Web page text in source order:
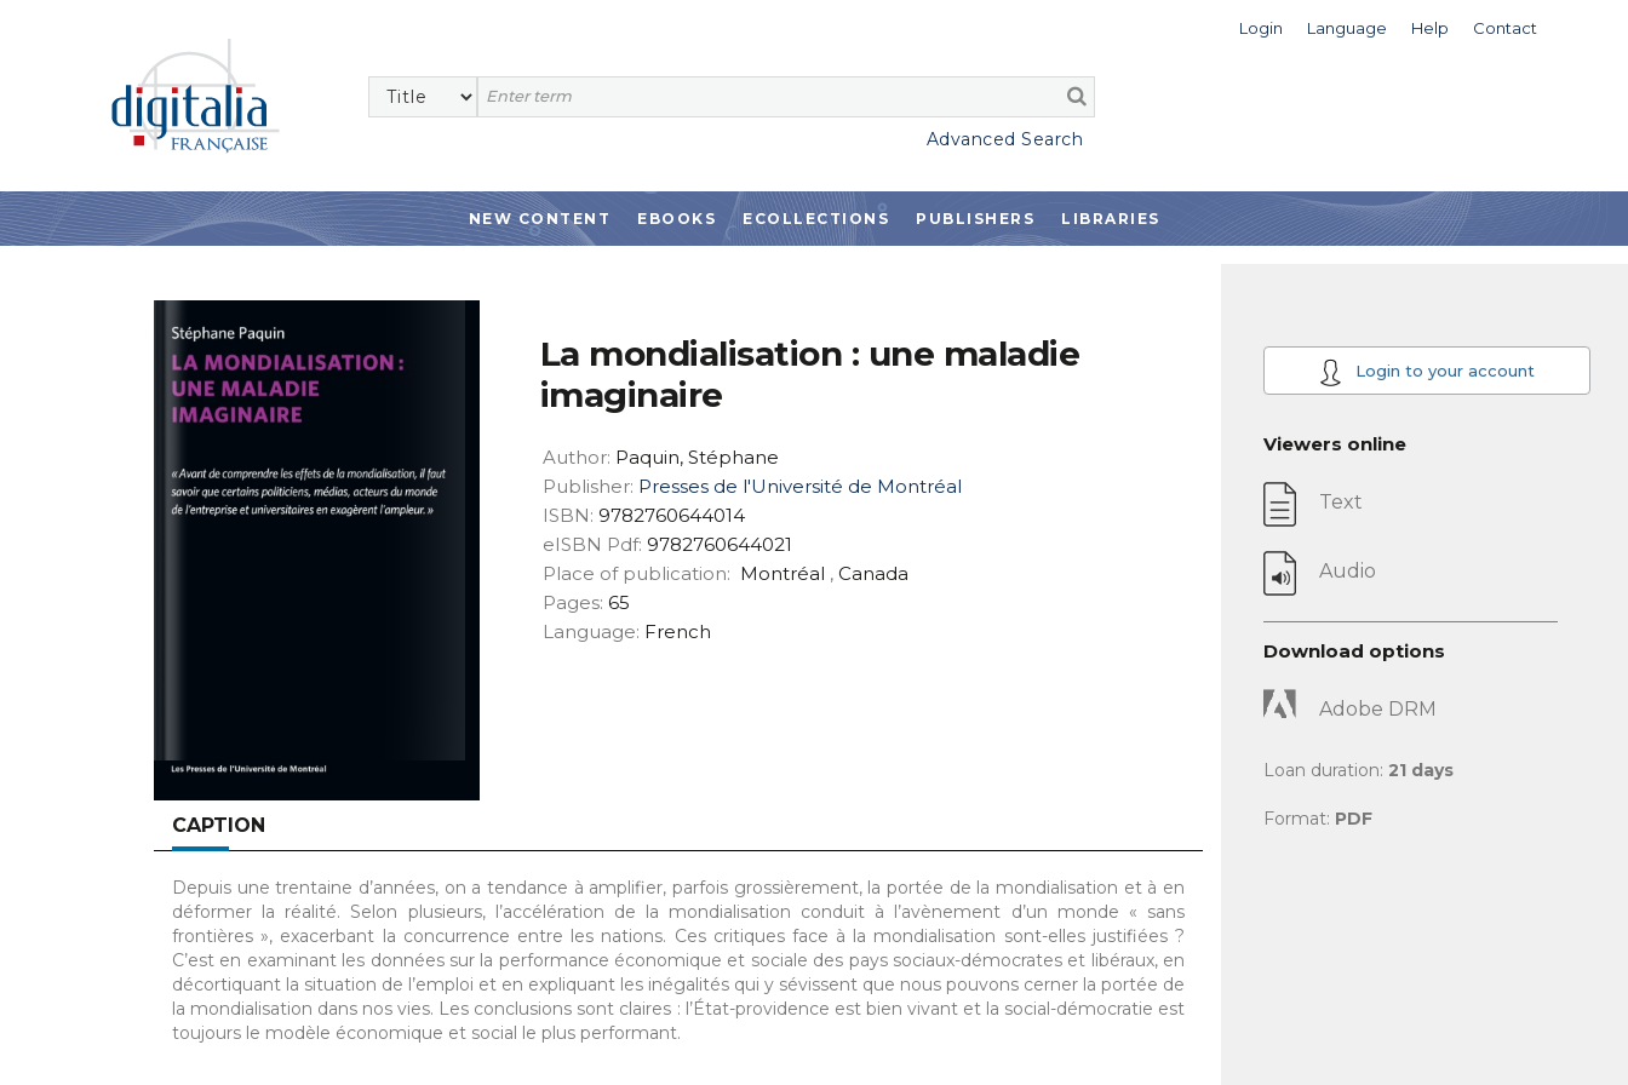
Login Language Help Contact
Advanced Search
NEW CONTENT EBOOKS ECOLLECTIONS PUBLISHERS LIBRARIES
La mondialisation : une maladie
imaginaire
Author: Paquin, Stéphane
Publisher: Presses de l'Université de Montréal
ISBN: 9782760644014
eISBN Pdf: 9782760644021
Place of publication: Montréal , Canada
Pages: 65
Language: French
CAPTION
Depuis une trentaine d’années, on a tendance à amplifier, parfois grossièrement, la portée de la mondialisation et à en
déformer la réalité. Selon plusieurs, l’accélération de la mondialisation conduit à l’avènement d’un monde « sans
frontières », exacerbant la concurrence entre les nations. Ces critiques face à la mondialisation sont-elles justifiées ?
C’est en examinant les données sur la performance économique et sociale des pays sociaux-démocrates et libéraux, en
décortiquant la situation de l’emploi et en expliquant les inégalités qui y sévissent que nous pouvons cerner la portée de
la mondialisation dans nos vies. Les conclusions sont claires : l’État-providence est bien vivant et la social-démocratie est
toujours le modèle économique et social le plus performant.
Login to your account
Viewers online
Text
Audio
Download options
Adobe DRM
Loan duration: 21 days
Format: PDF